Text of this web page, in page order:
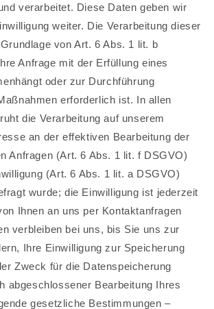
verarbeitet. Diese Daten geben wir
weiter. Die Verarbeitung dieser
von Art. 6 Abs. 1 lit. b
Anfrage mit der Erfüllung eines
oder zur Durchführung
erforderlich ist. In allen
die Verarbeitung auf unserem
an der effektiven Bearbeitung der
Anfragen (Art. 6 Abs. 1 lit. f DSGVO)
(Art. 6 Abs. 1 lit. a DSGVO)
wurde; die Einwilligung ist jederzeit
Ihnen an uns per Kontaktanfragen
verbleiben bei uns, bis Sie uns zur
Ihre Einwilligung zur Speicherung
Zweck für die Datenspeicherung
abgeschlossener Bearbeitung Ihres
gesetzliche Bestimmungen –